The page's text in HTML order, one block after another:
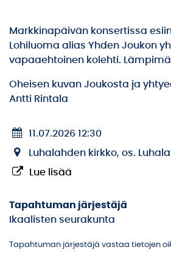
Markkinapäivän konsertissa
Lohiluoma alias Yhden Joukon
vapaaehtoinen kolehti.
Oheisen kuvan Joukosta ja
Antti Rintala
11.07.2026 12:30
Luhalahden kirkko, os.
Lue lisää
Tapahtuman järjestäjä
Ikaalisten seurakunta
Tapahtuman järjestäjä vastaa tietojen